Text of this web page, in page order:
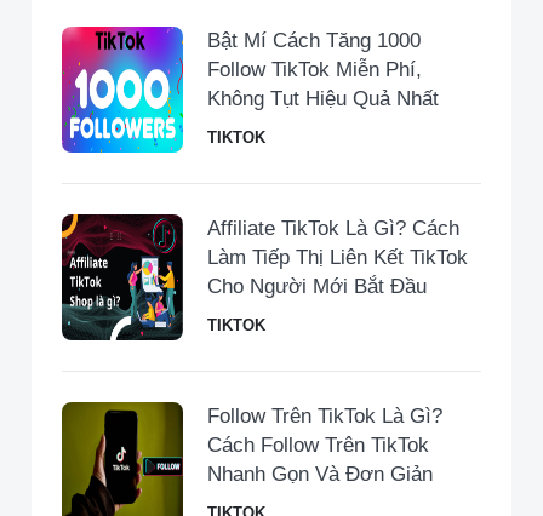
Bật Mí Cách Tăng 1000
Follow TikTok Miễn Phí,
Không Tụt Hiệu Quả Nhất
TIKTOK
Affiliate TikTok Là Gì? Cách
Làm Tiếp Thị Liên Kết TikTok
Cho Người Mới Bắt Đầu
TIKTOK
Follow Trên TikTok Là Gì?
Cách Follow Trên TikTok
Nhanh Gọn Và Đơn Giản